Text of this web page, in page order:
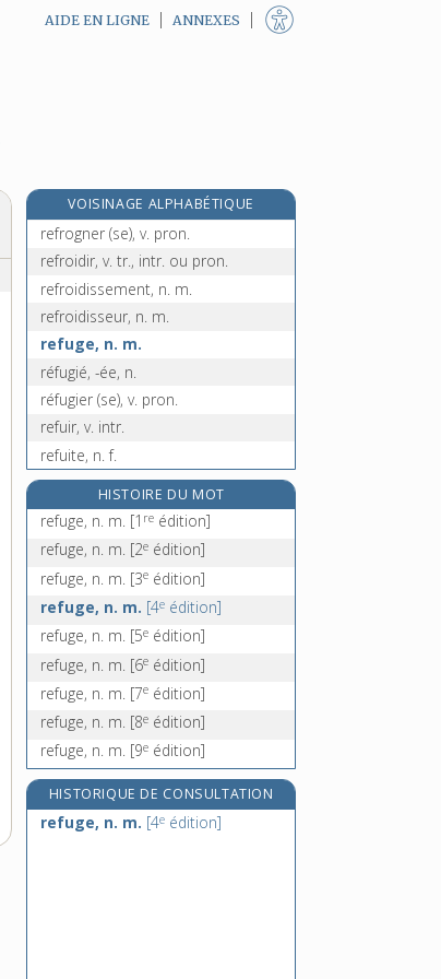
AIDE EN LIGNE ANNEXES
VOISINAGE ALPHABÉTIQUE
refrognement, n. m.
refrogner (se), v. pron.
refroidir, v. tr., intr. ou pron.
refroidissement, n. m.
refroidisseur, n. m.
refuge, n. m.
réfugié, -ée, n.
réfugier (se), v. pron.
refuir, v. intr.
refuite, n. f.
refus, n. m.
refusé, -ée, n.
réfusion, n. f.
réfutabilité, n. f.
HISTOIRE DU MOT
refuge, n. m. [1 re édition]
refuge, n. m. [2e édition]
refuge, n. m. [3e édition]
refuge, n. m. [4e édition]
refuge, n. m. [5e édition]
refuge, n. m. [6e édition]
refuge, n. m. [7e édition]
refuge, n. m. [8e édition]
refuge, n. m. [9e édition]
HISTORIQUE DE CONSULTATION
refuge, n. m. [4e édition]